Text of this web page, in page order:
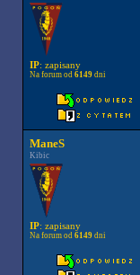
IP: zapisany
Na forum od 6149dni
ManeS
Kibic
IP: zapisany
Na forum od 6149dni